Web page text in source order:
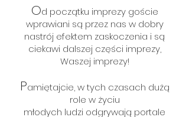
Od początku imprezy goście
wprawiani są przez nas w dobry
nastrój efektem zaskoczenia i są
ciekawi dalszej części imprezy,
Waszej imprezy!
Pamiętajcie, w tych czasach dużą
role w życiu
młodych ludzi odgrywają portale